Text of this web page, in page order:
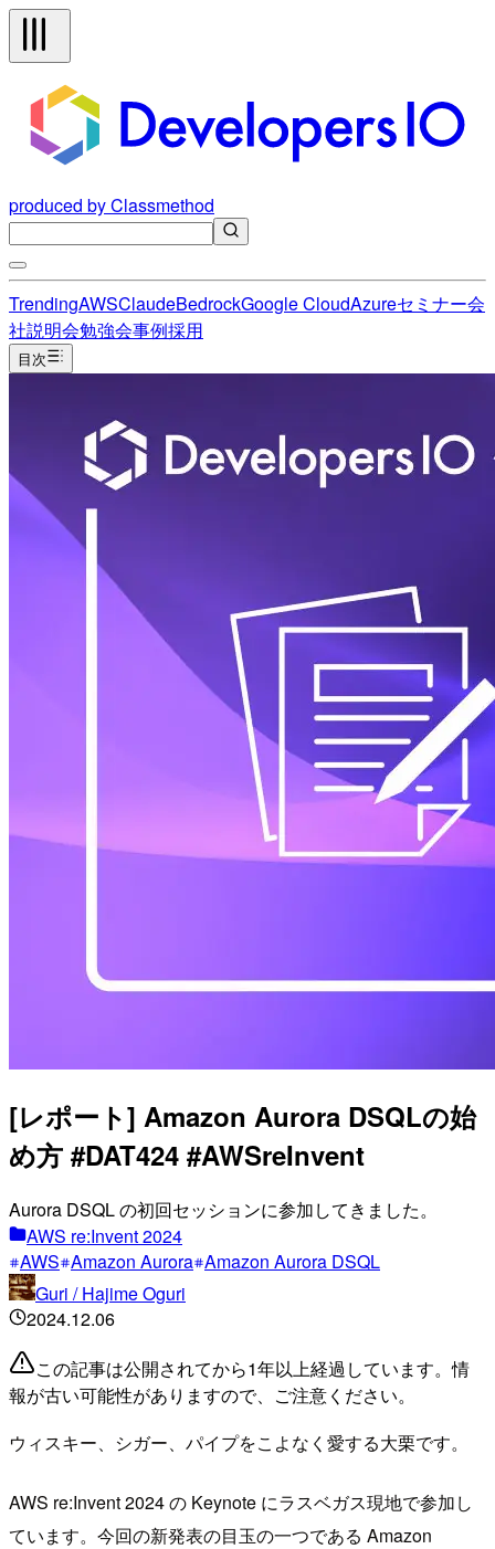
produced by Classmethod
TrendingAWSClaudeBedrockGoogle CloudAzureセミナー会
社説明会勉強会事例採用
目次
[レポート] Amazon Aurora DSQLの始
め方 #DAT424 #AWSreInvent
Aurora DSQL の初回セッションに参加してきました。
AWS re:Invent 2024
AWS Amazon Aurora Amazon Aurora DSQL
Guri / Hajime Oguri
2024.12.06
この記事は公開されてから1年以上経過しています。情
報が古い可能性がありますので、ご注意ください。
ウィスキー、シガー、パイプをこよなく愛する大栗です。
AWS re:Invent 2024 の Keynote にラスベガス現地で参加し
ています。今回の新発表の目玉の一つである Amazon